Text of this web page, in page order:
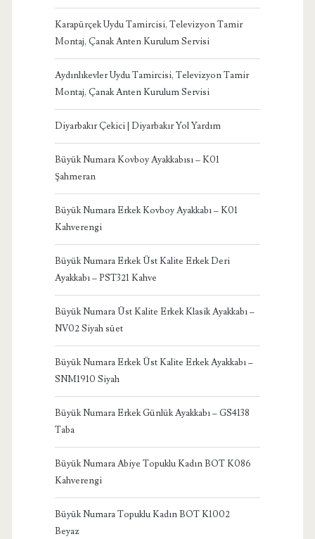
Karapürçek Uydu Tamircisi, Televizyon Tamir
Montaj, Çanak Anten Kurulum Servisi
Aydınlıkevler Uydu Tamircisi, Televizyon Tamir
Montaj, Çanak Anten Kurulum Servisi
Diyarbakır Çekici | Diyarbakır Yol Yardım
Büyük Numara Kovboy Ayakkabısı – K01
Şahmeran
Büyük Numara Erkek Kovboy Ayakkabı – K01
Kahverengi
Büyük Numara Erkek Üst Kalite Erkek Deri
Ayakkabı – PST321 Kahve
Büyük Numara Üst Kalite Erkek Klasik Ayakkabı –
NV02 Siyah süet
Büyük Numara Erkek Üst Kalite Erkek Ayakkabı –
SNM1910 Siyah
Büyük Numara Erkek Günlük Ayakkabı – GS4138
Taba
Büyük Numara Abiye Topuklu Kadın BOT K086
Kahverengi
Büyük Numara Topuklu Kadın BOT K1002
Beyaz